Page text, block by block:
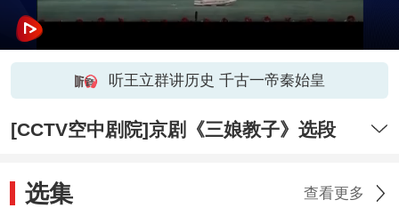
听王立群讲历史 千古一帝秦始皇
[CCTV空中剧院]京剧《三娘教子》选段
选集 查看更多